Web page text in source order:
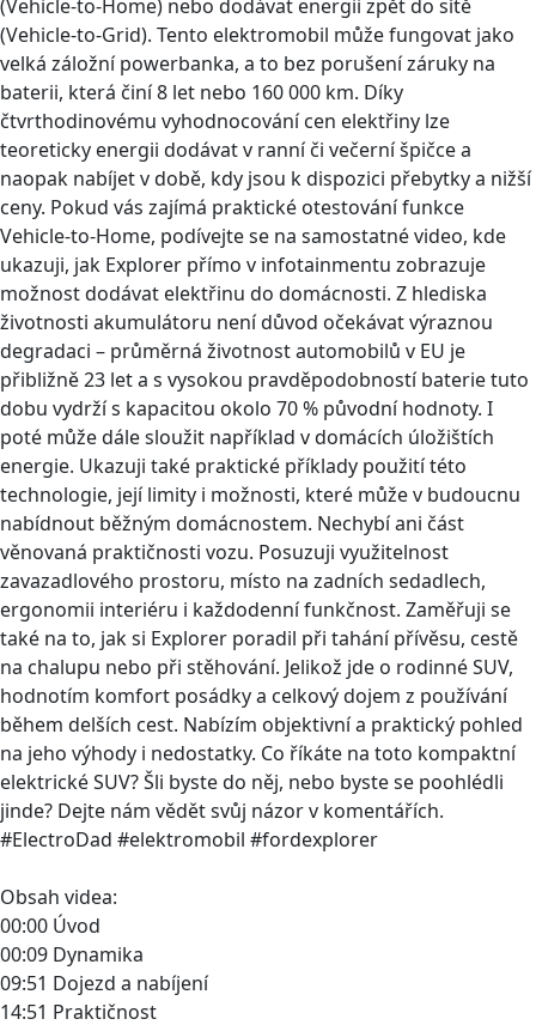
(Vehicle-to-Home) nebo dodávat energii zpět do sítě
(Vehicle-to-Grid). Tento elektromobil může fungovat jako
velká záložní powerbanka, a to bez porušení záruky na
baterii, která činí 8 let nebo 160 000 km. Díky
čtvrthodinovému vyhodnocování cen elektřiny lze
teoreticky energii dodávat v ranní či večerní špičce a
naopak nabíjet v době, kdy jsou k dispozici přebytky a nižší
ceny. Pokud vás zajímá praktické otestování funkce
Vehicle-to-Home, podívejte se na samostatné video, kde
ukazuji, jak Explorer přímo v infotainmentu zobrazuje
možnost dodávat elektřinu do domácnosti. Z hlediska
životnosti akumulátoru není důvod očekávat výraznou
degradaci – průměrná životnost automobilů v EU je
přibližně 23 let a s vysokou pravděpodobností baterie tuto
dobu vydrží s kapacitou okolo 70 % původní hodnoty. I
poté může dále sloužit například v domácích úložištích
energie. Ukazuji také praktické příklady použití této
technologie, její limity i možnosti, které může v budoucnu
nabídnout běžným domácnostem. Nechybí ani část
věnovaná praktičnosti vozu. Posuzuji využitelnost
zavazadlového prostoru, místo na zadních sedadlech,
ergonomii interiéru i každodenní funkčnost. Zaměřuji se
také na to, jak si Explorer poradil při tahání přívěsu, cestě
na chalupu nebo při stěhování. Jelikož jde o rodinné SUV,
hodnotím komfort posádky a celkový dojem z používání
během delších cest. Nabízím objektivní a praktický pohled
na jeho výhody i nedostatky. Co říkáte na toto kompaktní
elektrické SUV? Šli byste do něj, nebo byste se poohlédli
jinde? Dejte nám vědět svůj názor v komentářích.
#ElectroDad #elektromobil #fordexplorer
Obsah videa:
00:00 Úvod
00:09 Dynamika
09:51 Dojezd a nabíjení
14:51 Praktičnost